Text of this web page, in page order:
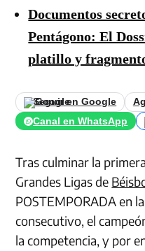
Documentos
Pentágono: El
platillo y
Seguir en Google
Canal en WhatsApp
Tras culminar la
Grandes Ligas de
POSTEMPORADA en
consecutivo, el
la competencia, y por